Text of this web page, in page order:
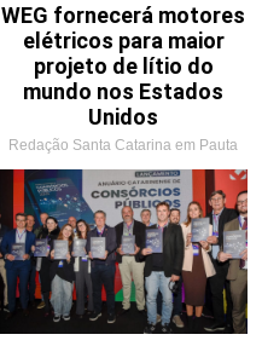
WEG fornecerá motores
elétricos para maior
projeto de lítio do
mundo nos Estados
Unidos
Redação Santa Catarina em Pauta